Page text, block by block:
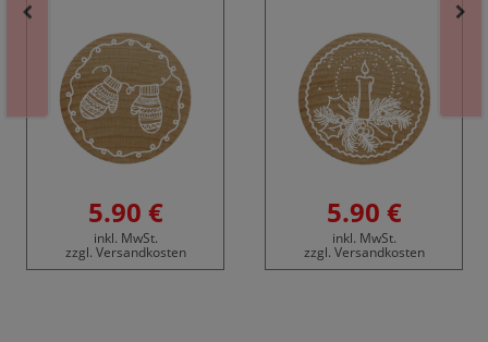
5.90 €
inkl. MwSt.
zzgl. Versandkosten
5.90 €
inkl. MwSt.
zzgl. Versandkosten